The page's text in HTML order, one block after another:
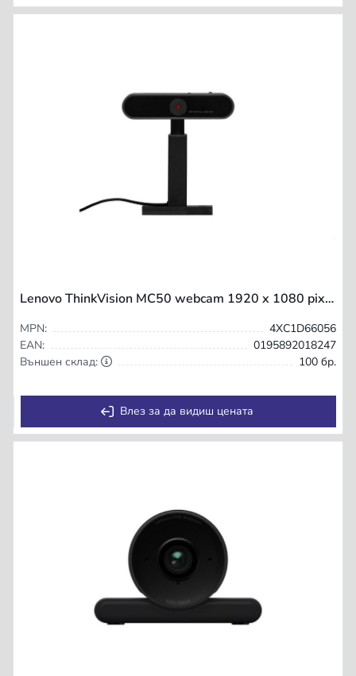
Lenovo ThinkVision MC50 webcam 1920 x 1080 pixels USB 2.0 Black
MPN:
4XC1D66056
EAN:
0195892018247
Външен склад:
100 бр.
Влез за да видиш цената